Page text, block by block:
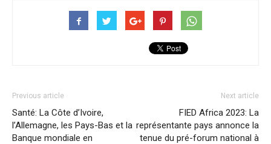
Previous article
Santé: La Côte d’Ivoire,
l’Allemagne, les Pays-Bas et la
Banque mondiale en
Next article
FIED Africa 2023: La
représentante pays annonce la
tenue du pré-forum national à